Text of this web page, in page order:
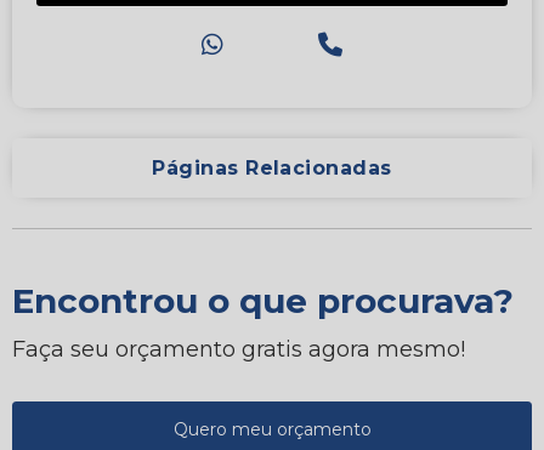
Páginas Relacionadas
Encontrou o que procurava?
Faça seu orçamento gratis agora mesmo!
Quero meu orçamento